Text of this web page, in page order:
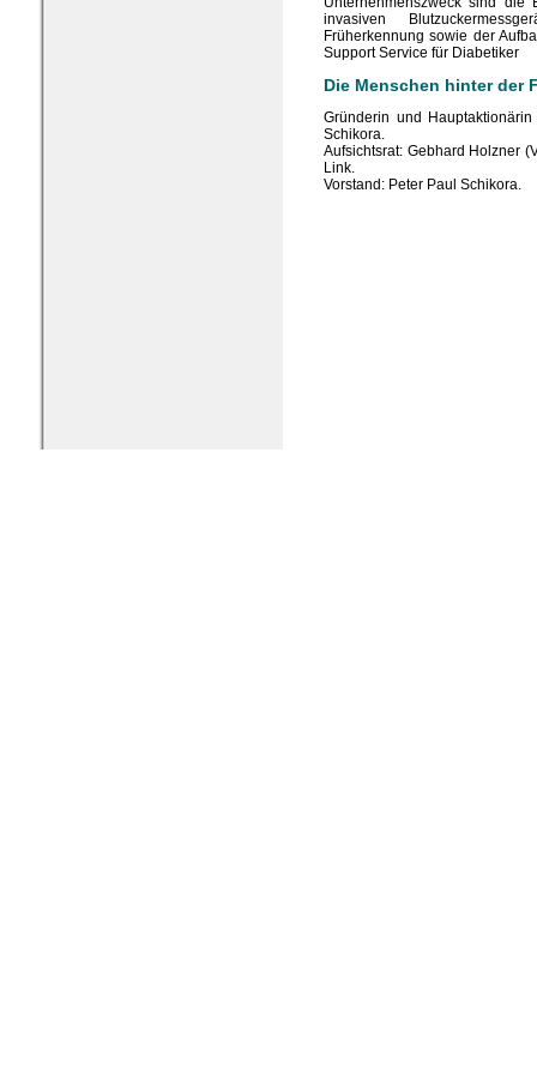
invasiven
Früherkennung sowie der
Support Service für Diabetiker
Die Menschen hinter der
Gründerin und
Schikora.
Aufsichtsrat: Gebhard Holzner
Link.
Vorstand: Peter Paul Schikora.